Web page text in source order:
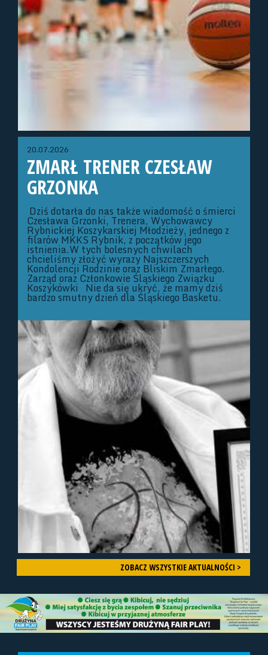
20.07.2026
ZMARŁ TRENER CZESŁAW
GRZONKA
Dziś dotarła do nas także wiadomość o śmierci
Czesława Grzonki, Trenera, Wychowawcy
Rybnickiej Koszykarskiej Młodzieży, jednego z
filarów MKKS Rybnik, z początków jego
istnienia.W tych bolesnych chwilach
chcieliśmy złożyć wyrazy Najszczerszych
Kondolencji Rodzinie oraz Bliskim Zmarłego.
Zarząd oraz Członkowie Śląskiego Związku
Koszykówki Nie da się ukryć, że mamy dziś
bardzo smutny dzień dla Śląskiego Basketu.
ZOBACZ WSZYSTKIE AKTUALNOŚCI >